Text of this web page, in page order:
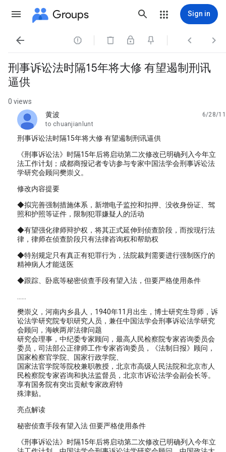
Groups Sign in
   
刑事诉讼法时隔15年将大修 有望遏制刑讯
逼供
0 views
黄波
unread,
6/28/11
to chuanjianlunt
刑事诉讼法时隔15年将大修 有望遏制刑讯逼供
《刑事诉讼法》时隔15年后将启动第二次修改已明确列入今年立
法工作计划；成都商报记者专访参与专家中国法学会刑事诉讼法
学研究会顾问樊崇义。
修改内容提要
◆拟完善强制措施体系，新增电子监控和扣押、没收身份证、驾
照和护照等证件，限制犯罪嫌疑人的活动
◆有望强化律师辩护权，将其正式延伸到侦查阶段，而按现行法
律，律师在侦查阶段只有法律咨询权和帮助权
◆特别规定只有真正有犯罪行为，法院裁判需要进行强制医疗的
精神病人才能送医
◆跟踪、卧底等秘密侦查手段有望入法，但要严格使用条件
樊崇义，河南内乡县人，1940年11月出生，博士研究生导师，诉
讼法学研究院专职研究人员，兼任中国法学会刑事诉讼法学研究
会顾问，海峡两岸法律问题
研究会理事，中纪委专家顾问，最高人民检察院专家咨询委员会
委员，司法部公正律师工作专家咨询委员，《法制日报》顾问，
国家检察官学院、国家行政学院、
国家法官学院等院校兼职教授，北京市高级人民法院和北京市人
民检察院专家咨询和执法监督员，北京市诉讼法学会副会长等。
享有国务院有突出贡献专家政府特
殊津贴。
亮点解读
秘密侦查手段有望入法 但要严格使用条件
《刑事诉讼法》时隔15年后将启动第二次修改已明确列入今年立